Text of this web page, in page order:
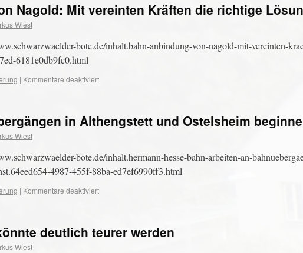
Nagold: Mit vereinten Kräften die richtige
Wiest
bote.de/inhalt.bahn-anbindung-von-nagold-mit-vereinten-
6181e0db9fc0.html
| Kommentare deaktiviert
in Althengstett und Ostelsheim
Wiest
bote.de/inhalt.hermann-hesse-bahn-arbeiten-an-
4987-455f-88ba-ed7ef6990ff3.html
| Kommentare deaktiviert
deutlich teurer werden
Wiest